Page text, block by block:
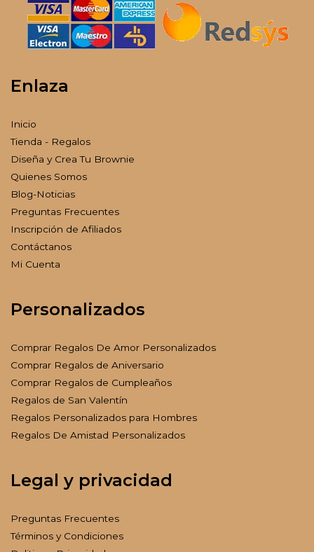
Enlaza
Inicio
Tienda - Regalos
Diseña y Crea Tu Brownie
Quienes Somos
Blog-Noticias
Preguntas Frecuentes
Inscripción de Afiliados
Contáctanos
Mi Cuenta
Personalizados
Comprar Regalos De Amor Personalizados
Comprar Regalos de Aniversario
Comprar Regalos de Cumpleaños
Regalos de San Valentín
Regalos Personalizados para Hombres
Regalos De Amistad Personalizados
Legal y privacidad
Preguntas Frecuentes
Términos y Condiciones